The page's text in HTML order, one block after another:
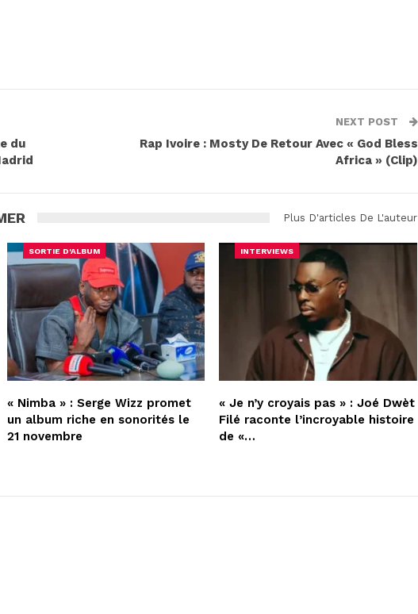
du
NEXT POST
Rap Ivoire : Mosty De Retour Avec « God Bless
Africa » (Clip)
Plus D'articles De L'auteur
SORTIE D'ALBUM
« Nimba » : Serge Wizz promet
un album riche en sonorités le
21 novembre
INTERVIEWS
« Je n’y croyais pas » : Joé Dwèt
Filé raconte l’incroyable histoire
de «…